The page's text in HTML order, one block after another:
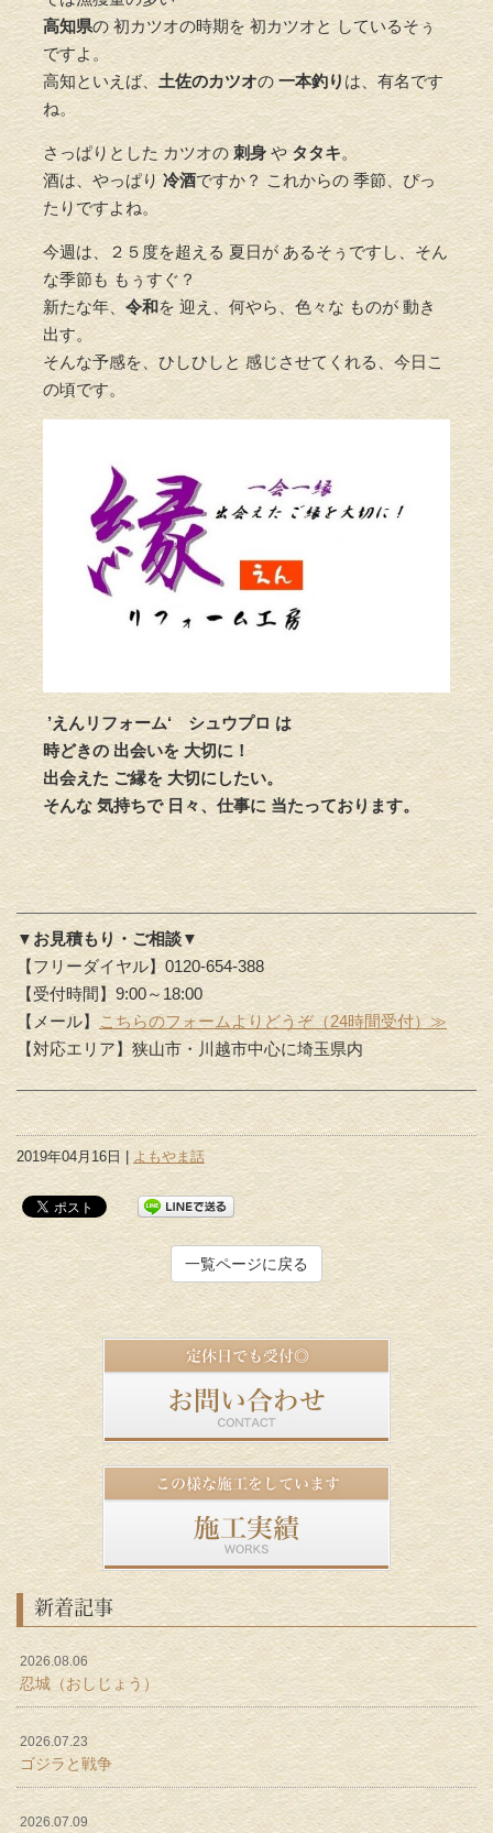
高知県の 初カツオの時期を 初カツオと しているそぅ
ですよ。
高知といえば、土佐のカツオの 一本釣り は、有名です
ね。
さっぱりとした カツオの刺身やタタキ。
酒は、やっぱり冷酒ですか？ これからの 季節、ぴっ
たりですよね。
今週は、２５度を超える 夏日が あるそぅですし、そん
な季節も もぅすぐ？
新たな年、 令和を 迎え、何やら、色々な ものが 動き
出す。
そんな予感を、ひしひしと 感じさせてくれる、今日こ
の頃です。
’えんリフォーム‘ シュウプロ は
時どきの 出会いを 大切に！
出会えた ご縁を 大切にしたい。
そんな 気持ちで 日々、仕事に 当たっております。
▼お見積もり・ご相談▼
【フリーダイヤル】0120-654-388
【受付時間】9:00～18:00
【メール】 こちらのフォームよりどうぞ（24時間受付）≫
【対応エリア】狭山市・川越市中心に埼玉県内
2019年04月16日 | よもやま話
一覧ページに戻る
新着記事
2026.08.06
忍城（おしじょう）
2026.07.23
ゴジラと戦争
2026.07.09